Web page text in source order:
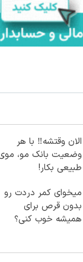
الان وقتشه‼️ با هر
وضعیت بانک مو،
طبیعی بکار!
میخوای کمر دردت رو
بدون قرص برای
همیشه خوب کنی؟